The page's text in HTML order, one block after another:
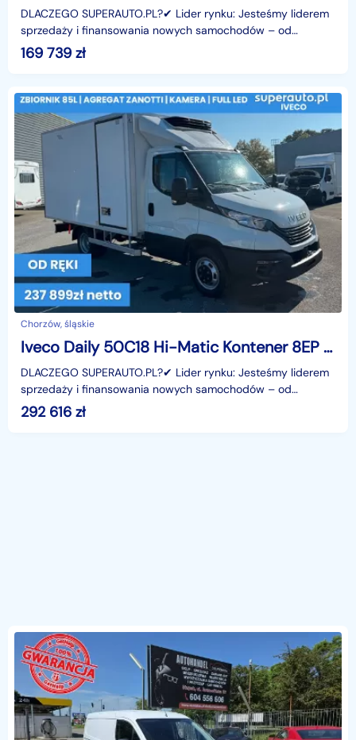
DLACZEGO SUPERAUTO.PL?✔ Lider rynku: Jesteśmy liderem
sprzedaży i finansowania nowych samochodów – od
osobowych, przez dostawcze, po segment premium.✔
Zaufanie
169 739 zł
Chorzów, śląskie
Iveco Daily 50C18 Hi-Matic Kontener 8EP Izoterma 50C18 Hi-Matic Kontener 8EP Izoterma
DLACZEGO SUPERAUTO.PL?✔ Lider rynku: Jesteśmy liderem
sprzedaży i finansowania nowych samochodów – od
osobowych, przez dostawcze, po segment premium.✔
Zaufanie
292 616 zł